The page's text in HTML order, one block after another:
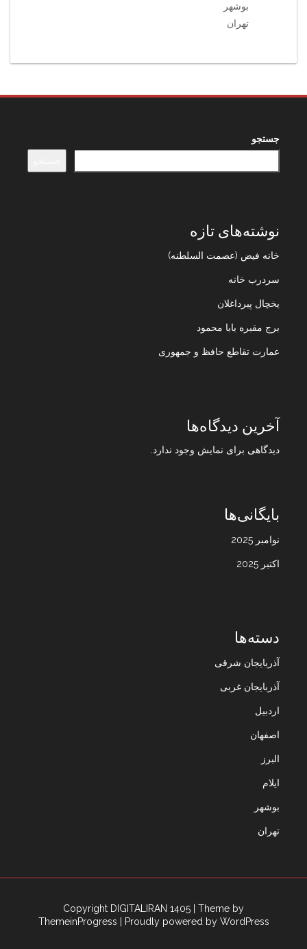
بوشهر
تهران
جستجو
نوشته‌های تازه
خانه فیض (عصمت السلطنه)
سردرب خانه
یخچال پیرداغلان
برج مقبره بابا محمود
عمارت تقاطع حافظ و جمهوری
آخرین دیدگاه‌ها
دیدگاهی برای نمایش وجود ندارد.
بایگانی‌ها
نوامبر 2025
اکتبر 2025
دسته‌ها
آذربایجان شرقی
آذربایجان غربی
اردبیل
اصفهان
البرز
ایلام
بوشهر
تهران
Copyright DIGITALIRAN 1405
| Theme by
ThemeinProgress
| Proudly powered by WordPress